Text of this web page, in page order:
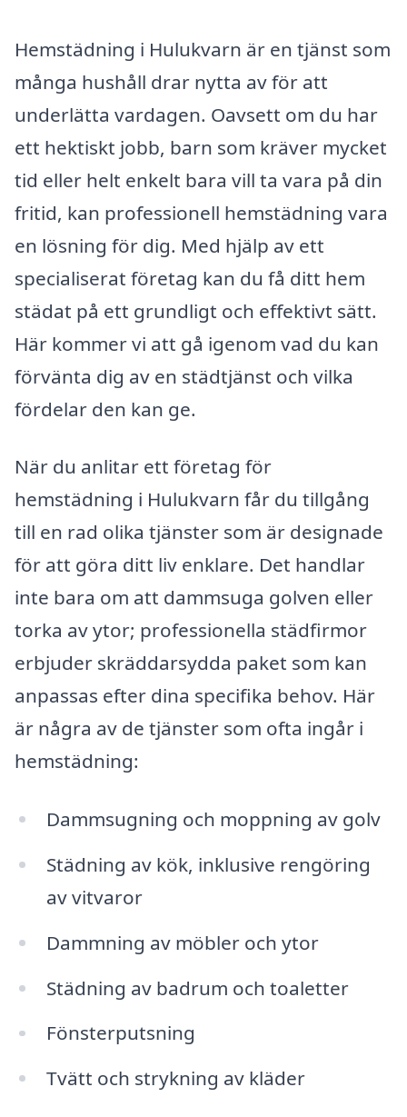
Hemstädning i Hulukvarn är en tjänst som
många hushåll drar nytta av för att
underlätta vardagen. Oavsett om du har
ett hektiskt jobb, barn som kräver mycket
tid eller helt enkelt bara vill ta vara på din
fritid, kan professionell hemstädning vara
en lösning för dig. Med hjälp av ett
specialiserat företag kan du få ditt hem
städat på ett grundligt och effektivt sätt.
Här kommer vi att gå igenom vad du kan
förvänta dig av en städtjänst och vilka
fördelar den kan ge.
När du anlitar ett företag för
hemstädning i Hulukvarn får du tillgång
till en rad olika tjänster som är designade
för att göra ditt liv enklare. Det handlar
inte bara om att dammsuga golven eller
torka av ytor; professionella städfirmor
erbjuder skräddarsydda paket som kan
anpassas efter dina specifika behov. Här
är några av de tjänster som ofta ingår i
hemstädning:
Dammsugning och moppning av golv
Städning av kök, inklusive rengöring
av vitvaror
Dammning av möbler och ytor
Städning av badrum och toaletter
Fönsterputsning
Tvätt och strykning av kläder